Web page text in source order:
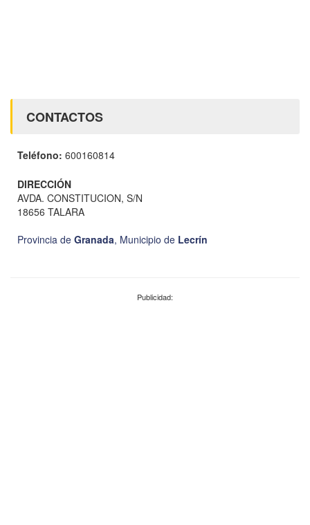
CONTACTOS
Teléfono: 600160814
DIRECCIÓN
AVDA. CONSTITUCION, S/N
18656 TALARA
Provincia de Granada, Municipio de Lecrín
Publicidad: